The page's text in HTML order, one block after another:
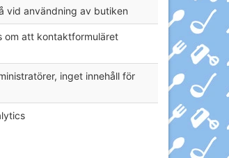
vid användning av butiken
om att kontaktformuläret
inget innehåll för